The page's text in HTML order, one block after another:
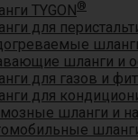
TYGON®
для
шланги и
для газов и
для
шланги и